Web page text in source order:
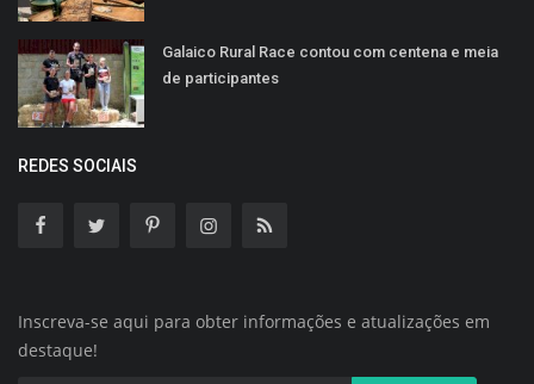
Galaico Rural Race contou com centena e meia
de participantes
REDES SOCIAIS
Inscreva-se aqui para obter informações e atualizações em
destaque!